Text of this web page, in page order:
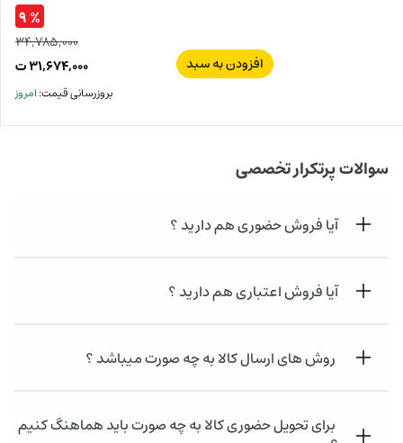
افزودن به سبد
۳۴,۷۸۵,۰۰۰
۳۱,۶۷۴,۰۰۰ت
% ۹
بروزرسانی قیمت:امروز
سوالات پرتکرار تخصصی
آیا فروش حضوری هم دارید ؟
آیا فروش اعتباری هم دارید ؟
روش های ارسال کالا به چه صورت میباشد ؟
برای تحویل حضوری کالا به چه صورت باید هماهنگ کنیم